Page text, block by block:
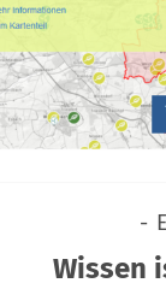
-
Wissen